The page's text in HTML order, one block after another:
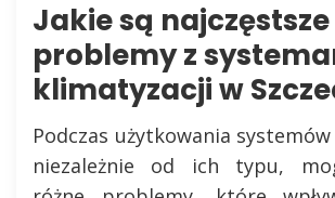
Jakie są najczęstsze
problemy z
klimatyzacji w
Podczas użytkowania
niezależnie od ich typu,